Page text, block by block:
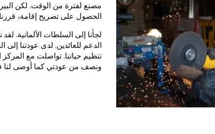
مصنع لفترة من الوقت. لكن
الحصول على تصريح إقامة، قررنا
لجأنا إلى السلطات الألمانية.
الدعم للعائدين. لدى عودتنا
تنظيم حياتنا. تواصلت مع المركز
ونصف من عودتي كما أوصى لنا